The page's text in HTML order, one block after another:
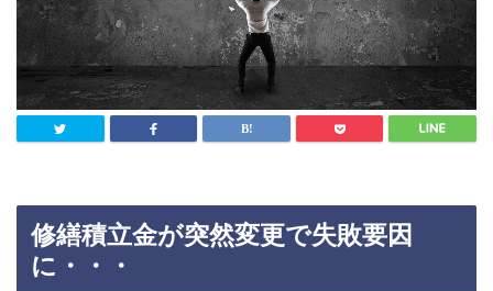
修繕積立金が突然変更で失敗要因
に・・・